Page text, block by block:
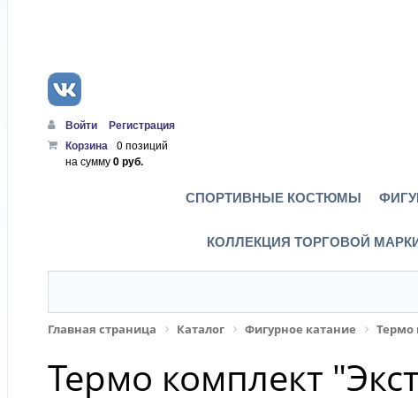
Войти
Регистрация
Корзина 0 позиций
на сумму0 руб.
СПОРТИВНЫЕ КОСТЮМЫ
КОЛЛЕКЦИЯ ТОРГОВОЙ
Главная страница Каталог Фигурное катание Термо
Термо комплект